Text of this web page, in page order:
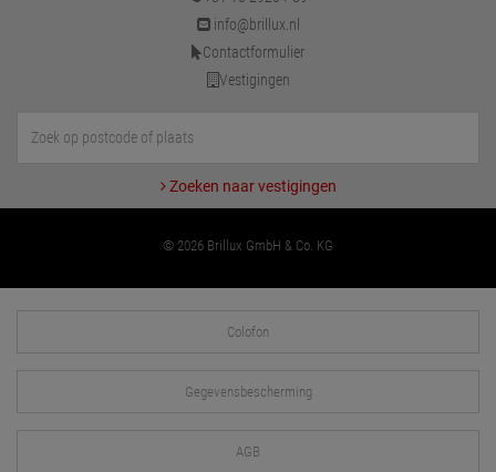
info@brillux.nl
Contactformulier
Vestigingen
Zoeken naar vestigingen
© 2026 Brillux GmbH & Co. KG
Colofon
Gegevensbescherming
AGB